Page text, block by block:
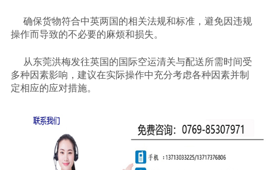
确保货物符合中英两国的相关法规和标准，避免因违规
操作而导致的不必要的麻烦和损失。
从东莞洪梅发往英国的国际空运清关与配送所需时间受
多种因素影响，建议在实际操作中充分考虑各种因素并制
定相应的应对措施。